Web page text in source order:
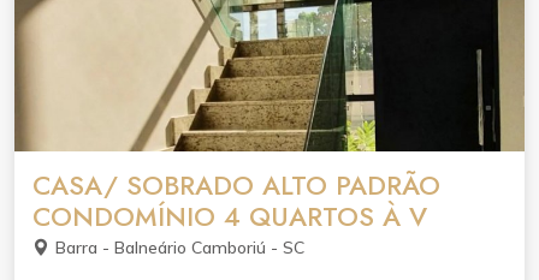
CASA/ SOBRADO ALTO PADRÃO
CONDOMÍNIO 4 QUARTOS À V
Barra - Balneário Camboriú - SC